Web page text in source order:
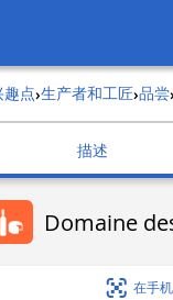
兴趣点› 生产者和工匠› 品尝›
描述
Domaine
在手